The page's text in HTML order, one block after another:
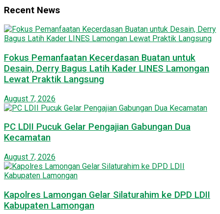
Recent News
Fokus Pemanfaatan Kecerdasan Buatan untuk
Desain, Derry Bagus Latih Kader LINES Lamongan
Lewat Praktik Langsung
August 7, 2026
PC LDII Pucuk Gelar Pengajian Gabungan Dua
Kecamatan
August 7, 2026
Kapolres Lamongan Gelar Silaturahim ke DPD LDII
Kabupaten Lamongan